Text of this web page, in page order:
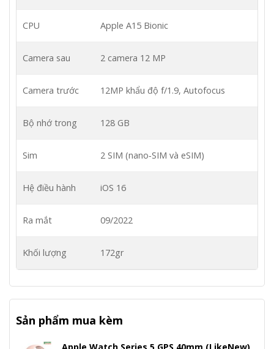
CPU Apple A15 Bionic
Camera sau 2 camera 12 MP
Camera trước 12MP khẩu độ f/1.9, Autofocus
Bộ nhớ trong 128 GB
Sim 2 SIM (nano‑SIM và eSIM)
Hệ điều hành iOS 16
Ra mắt 09/2022
Khối lượng 172gr
Sản phẩm mua kèm